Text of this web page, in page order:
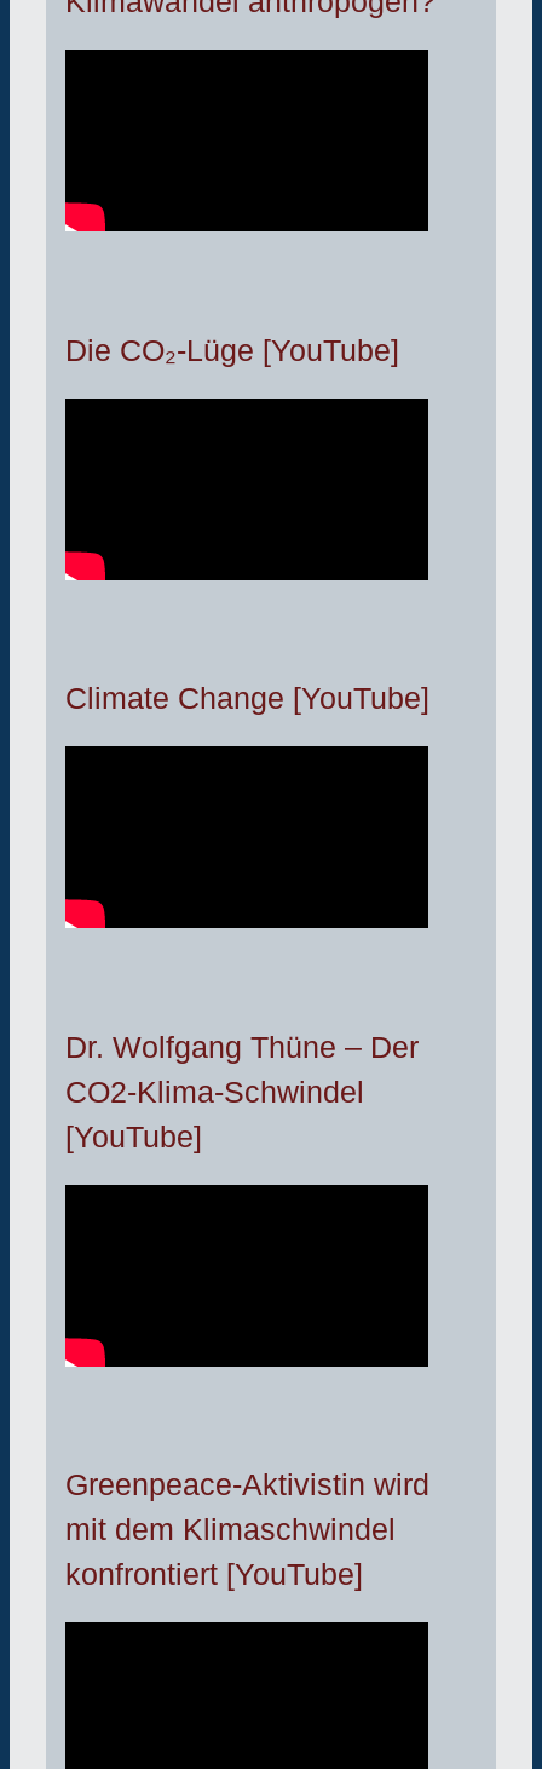
Die CO₂-Lüge [YouTube]
Climate Change [YouTube]
Dr. Wolfgang Thüne – Der
CO2-Klima-Schwindel
[YouTube]
Greenpeace-Aktivistin wird
mit dem Klimaschwindel
konfrontiert [YouTube]